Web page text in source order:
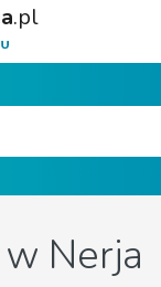
.pl
w Nerja